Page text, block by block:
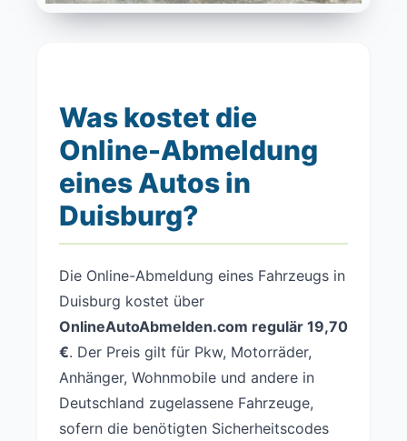
Was kostet die
Online-Abmeldung
eines Autos in
Duisburg?
Die Online-Abmeldung eines Fahrzeugs in
Duisburg kostet über
OnlineAutoAbmelden.com regulär 19,70
€. Der Preis gilt für Pkw, Motorräder,
Anhänger, Wohnmobile und andere in
Deutschland zugelassene Fahrzeuge,
sofern die benötigten Sicherheitscodes